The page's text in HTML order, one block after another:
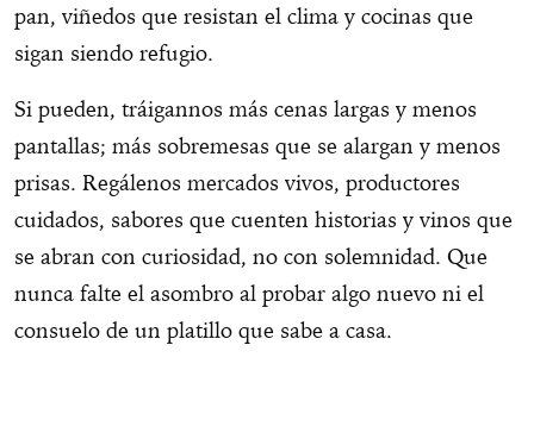
pan, viñedos que resistan el clima y cocinas que
sigan siendo refugio.
Si pueden, tráigannos más cenas largas y menos
pantallas; más sobremesas que se alargan y menos
prisas. Regálenos mercados vivos, productores
cuidados, sabores que cuenten historias y vinos que
se abran con curiosidad, no con solemnidad. Que
nunca falte el asombro al probar algo nuevo ni el
consuelo de un platillo que sabe a casa.